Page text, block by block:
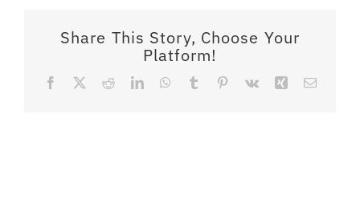
Share This Story, Choose Your
Platform!
Facebook RedditLinkedInWhatsApp
Tumblr Pinterest
Vk Xing Email